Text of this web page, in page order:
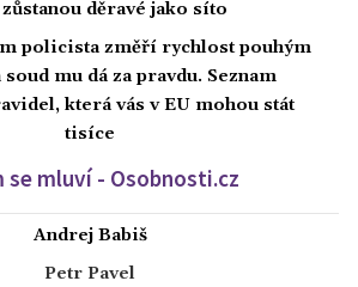
děravé jako síto
policista změří rychlost pouhým
soud mu dá za pravdu. Seznam
která vás v EU mohou stát
tisíce
se mluví - Osobnosti.cz
Andrej Babiš
Petr Pavel